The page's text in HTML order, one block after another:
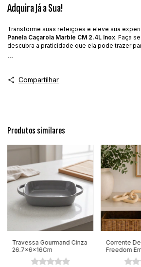
Adquira Já a Sua!
Transforme suas refeições e eleve sua
Panela Caçarola Marble CM 2.4L Inox. Faça
descubra a praticidade que ela pode trazer
```
Compartilhar
Produtos similares
Travessa Gourmand Cinza
26.7x6x16Cm
Corrente
Freedom
MaiHome